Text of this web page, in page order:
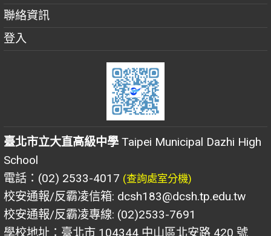
聯絡資訊
登入
臺北市立大直高級中學 Taipei Municipal Dazhi High
School
電話：(02) 2533-4017 (查詢處室分機)
校安通報/反霸凌信箱: dcsh183@dcsh.tp.edu.tw
校安通報/反霸凌專線: (02)2533-7691
學校地址：臺北市 104344 中山區北安路 420 號